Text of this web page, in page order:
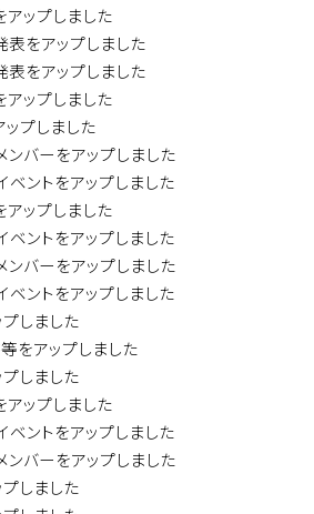
ップしました
をアップしました
をアップしました
ップしました
プしました
ンバーをアップしました
ベントをアップしました
ップしました
ベントをアップしました
ンバーをアップしました
ベントをアップしました
しました
をアップしました
しました
ップしました
ベントをアップしました
ンバーをアップしました
しました